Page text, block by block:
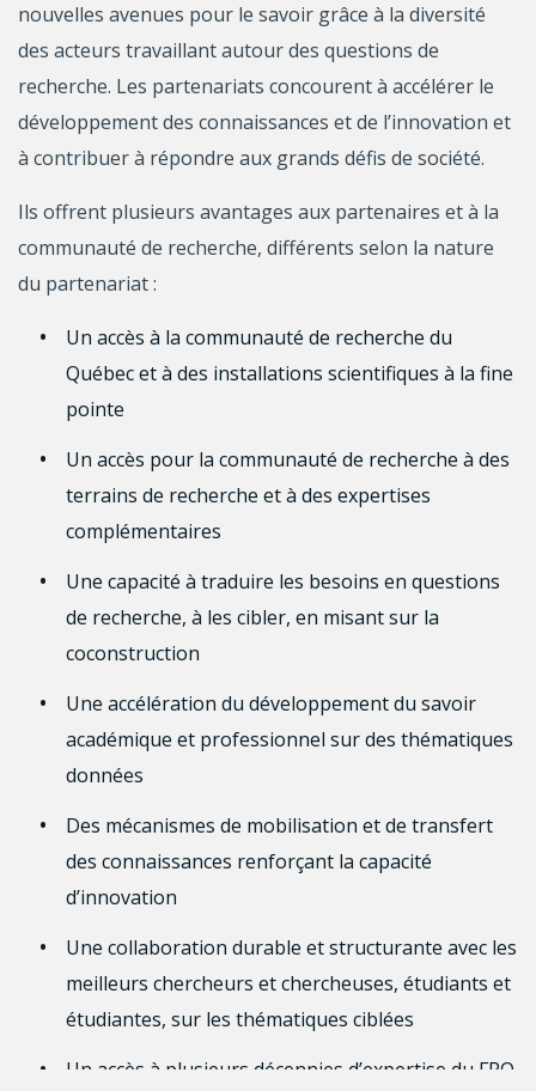
nouvelles avenues pour le savoir grâce à la diversité
des acteurs travaillant autour des questions de
recherche. Les partenariats concourent à accélérer le
développement des connaissances et de l’innovation et
à contribuer à répondre aux grands défis de société.
Ils offrent plusieurs avantages aux partenaires et à la
communauté de recherche, différents selon la nature
du partenariat :
Un accès à la communauté de recherche du
Québec et à des installations scientifiques à la fine
pointe
Un accès pour la communauté de recherche à des
terrains de recherche et à des expertises
complémentaires
Une capacité à traduire les besoins en questions
de recherche, à les cibler, en misant sur la
coconstruction
Une accélération du développement du savoir
académique et professionnel sur des thématiques
données
Des mécanismes de mobilisation et de transfert
des connaissances renforçant la capacité
d’innovation
Une collaboration durable et structurante avec les
meilleurs chercheurs et chercheuses, étudiants et
étudiantes, sur les thématiques ciblées
Un accès à plusieurs décennies d’expertise du FRQ